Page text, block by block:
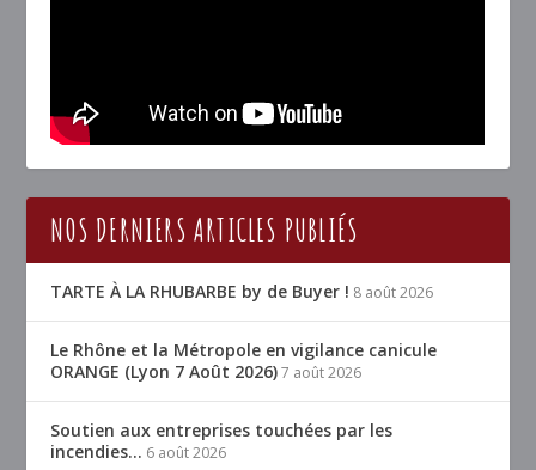
NOS DERNIERS ARTICLES PUBLIÉS
TARTE À LA RHUBARBE by de Buyer ! 8 août 2026
Le Rhône et la Métropole en vigilance canicule
ORANGE (Lyon 7 Août 2026) 7 août 2026
Soutien aux entreprises touchées par les
incendies… 6 août 2026